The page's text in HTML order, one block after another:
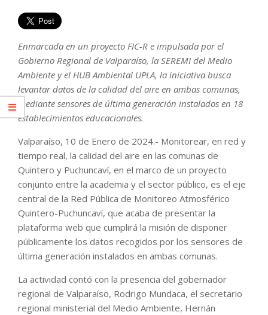
Enmarcada en un proyecto FIC-R e impulsada por el
Gobierno Regional de Valparaíso, la SEREMI del Medio
Ambiente y el HUB Ambiental UPLA, la iniciativa busca
levantar datos de la calidad del aire en ambas comunas,
mediante sensores de última generación instalados en 18
establecimientos educacionales.
Valparaíso, 10 de Enero de 2024.- Monitorear, en red y
tiempo real, la calidad del aire en las comunas de
Quintero y Puchuncaví, en el marco de un proyecto
conjunto entre la academia y el sector público, es el eje
central de la Red Pública de Monitoreo Atmosférico
Quintero-Puchuncaví, que acaba de presentar la
plataforma web que cumplirá la misión de disponer
públicamente los datos recogidos por los sensores de
última generación instalados en ambas comunas.
La actividad contó con la presencia del gobernador
regional de Valparaíso, Rodrigo Mundaca, el secretario
regional ministerial del Medio Ambiente, Hernán